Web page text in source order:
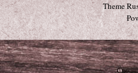
Theme